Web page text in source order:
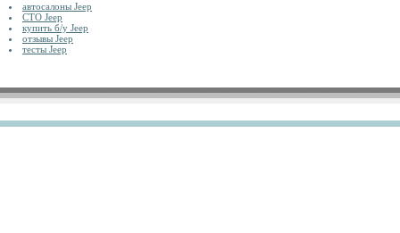
автосалоны Jeep
СТО Jeep
купить б/у Jeep
отзывы Jeep
тесты Jeep